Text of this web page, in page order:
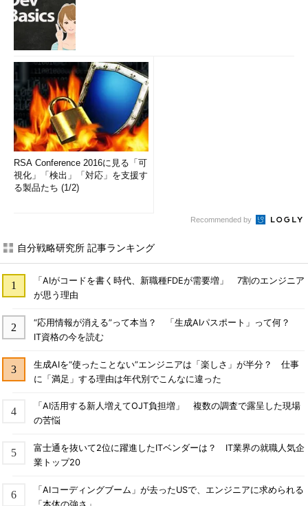
RSA Conference 2016に見る「可
視化」「検出」「対応」を支援す
る製品たち (1/2)
Recommended by
自分戦略研究所 記事ランキング
「AIがコードを書く時代、新職種FDEが需要増」 7割のエンジニア
が思う理由
“応用情報が消える”って本当？ 「生成AIパスポート」って何？
IT資格の今を読む
生成AIを“使ったことない”エンジニアは「楽しさ」が半分？ 仕事
に「満足」する理由は年代別でこんなに違った
「AI活用する新人増えてOJT負担増」 複数の調査で露呈した現場
の苦悩
富士通を抜いて2位に躍進したITベンダーは？ IT業界の就職人気企
業トップ20
「AIコーディングブーム」が去ったUSで、エンジニアに求められる